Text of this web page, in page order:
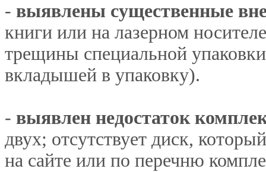
- выявлены существенные
книги или на лазерном
трещины специальной
вкладышей в упаковку).
- выявлен недостаток
двух; отсутствует диск,
на сайте или по перечню